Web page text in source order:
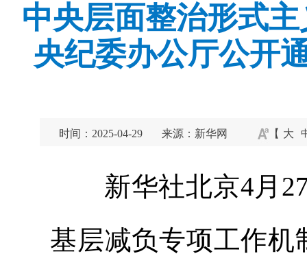
中央层面整治形式
央纪委办公厅公开
时间：2025-04-29 来源：新华网 【 大
新华社北京4月27
基层减负专项工作机